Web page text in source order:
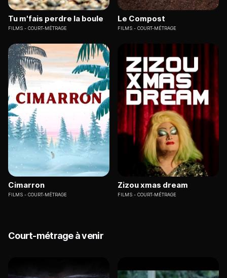
Tu m'fais perdre la boule
FILMS COURT-MÉTRAGE
Le Compost
FILMS COURT-MÉTRAGE
Cimarron
FILMS COURT-MÉTRAGE
Zizou xmas dream
FILMS COURT-MÉTRAGE
Court-métrage à venir